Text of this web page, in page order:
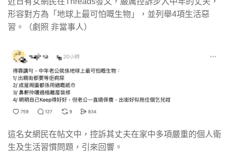
形容對方為「地球上最可怕嘅生物」，並列舉4項生活惡
習。（劇照 非當事人）
這名女網民在帖文中，控訴其丈夫在家中多項嚴重的個人衛
生及生活習慣問題，引來回響。